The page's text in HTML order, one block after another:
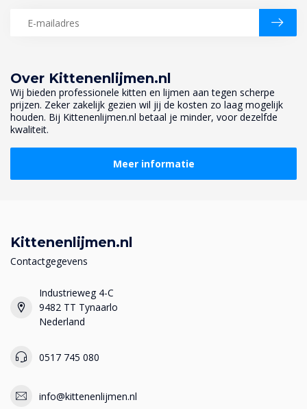
Over Kittenenlijmen.nl
Wij bieden professionele kitten en lijmen aan tegen scherpe
prijzen. Zeker zakelijk gezien wil jij de kosten zo laag mogelijk
houden. Bij Kittenenlijmen.nl betaal je minder, voor dezelfde
kwaliteit.
Meer informatie
Kittenenlijmen.nl
Contactgegevens
Industrieweg 4-C
9482 TT Tynaarlo
Nederland
0517 745 080
info@kittenenlijmen.nl